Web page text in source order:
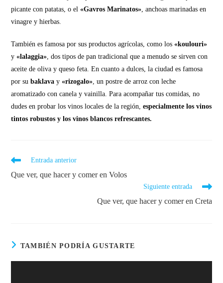
picante con patatas, o el«Gavros Marinatos», anchoas marinadas en
vinagre y hierbas.
También es famosa por sus productos agrícolas, como los«koulouri»
y«lalaggia», dos tipos de pan tradicional que a menudo se sirven con
aceite de oliva y queso feta. En cuanto a dulces, la ciudad es famosa
por subaklava y«rizogalo», un postre de arroz con leche
aromatizado con canela y vainilla. Para acompañar tus comidas, no
dudes en probar los vinos locales de la región,especialmente los vinos
tintos robustos y los vinos blancos refrescantes.
Entrada anterior
Que ver, que hacer y comer en Volos
Siguiente entrada
Que ver, que hacer y comer en Creta
TAMBIÉN PODRÍA GUSTARTE